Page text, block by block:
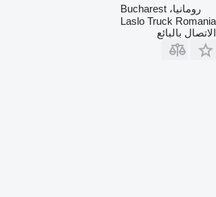
رومانيا، Bucharest
Laslo Truck Romania
الاتصال بالبائع